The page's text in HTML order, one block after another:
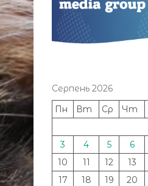
Серпень 2026
Пн
Вт Ср Чт
3
4 5 6
10
11 12 13
17
18 19 20